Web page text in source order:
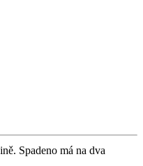
Spadeno má na dva